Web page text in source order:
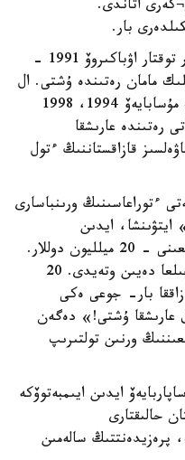
اتاندى.
بار.
قازاقتان شىققان تۇڭعىش عارىشكەر توقتار اۋباكىروۆ 1991 -
مامان رەتىندە ۇشتى. ال
قازاقتىڭ ەكىنشى عارىشكەرى تالعات مۇسابايەۆ 1994، 1998
رەتىندە عارىشقا
قازاقستاننىڭ ءتول
ءتوراعاسىنىڭ ورىنباسارى
ايتۋىنشا، ايدىن
ايىمبەتوۆتىڭ عارىشقا ساپارىنىڭ شىعىنى - 20 ميلليون دوللار.
بۇل شىعىندى قازاقستان 2016 - جىلعا دەيىن وتەيدى. 20
بار- جوعى ەكى
عارىشقا ۇشتى!» دەگەن
ورنىن تولتىرىپ
ايدىن ايىمبەتوۆكە
حالىقتارى
پرەزيدەنتتىڭ سالەمىن